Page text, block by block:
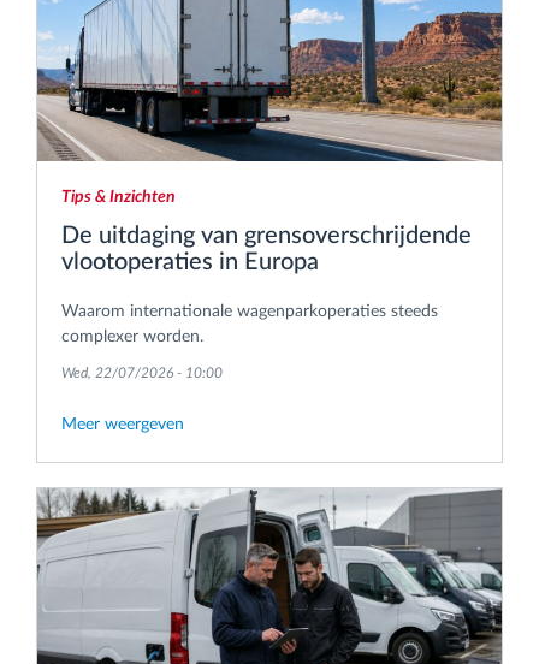
Tips & Inzichten
De uitdaging van grensoverschrijdende
vlootoperaties in Europa
Waarom internationale wagenparkoperaties steeds
complexer worden.
Wed, 22/07/2026 - 10:00
Meer weergeven